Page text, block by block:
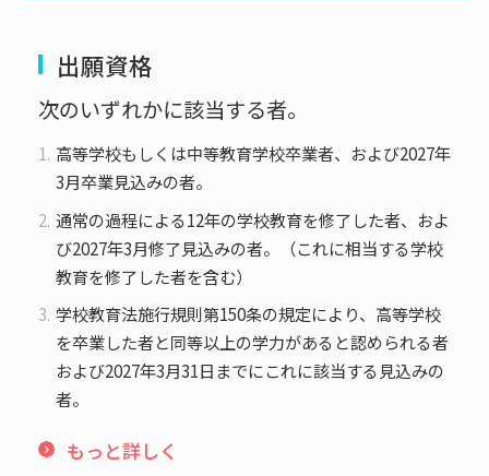
出願資格
次のいずれかに該当する者。
高等学校もしくは中等教育学校卒業者、および2027年
3月卒業見込みの者。
通常の過程による12年の学校教育を修了した者、およ
び2027年3月修了見込みの者。（これに相当する学校
教育を修了した者を含む）
学校教育法施行規則第150条の規定により、高等学校
を卒業した者と同等以上の学力があると認められる者
および2027年3月31日までにこれに該当する見込みの
者。
もっと詳しく